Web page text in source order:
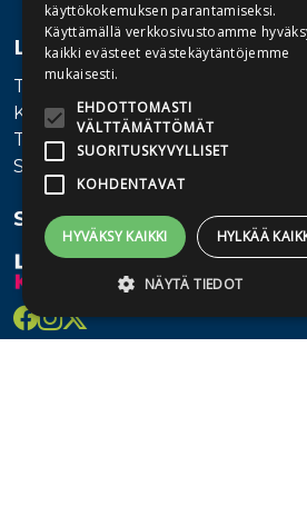
Lisätietoa
Toimitusehdot
Käyttöohjeet
Tietosuojaseloste
Saavutettavuusseloste
Seuraa meitä
käyttökokemuksen parantamiseksi.
Käyttämällä verkkosivustoamme
kaikki evästeet evästekäytäntöjemme
mukaisesti.
EHDOTTOMASTI
VÄLTTÄMÄTTÖMÄT
SUORITUSKYVYLLISET
KOHDENTAVAT
HYVÄKSY KAIKKI HYLKÄÄ
NÄYTÄ TIEDOT